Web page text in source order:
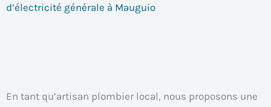
d’électricité générale à Mauguio
En tant qu’artisan plombier local, nous proposons une